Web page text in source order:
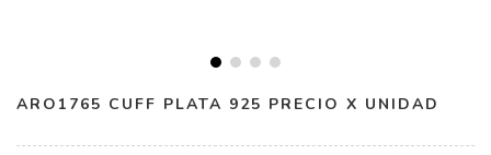
ARO1765 CUFF PLATA 925 PRECIO X UNIDAD